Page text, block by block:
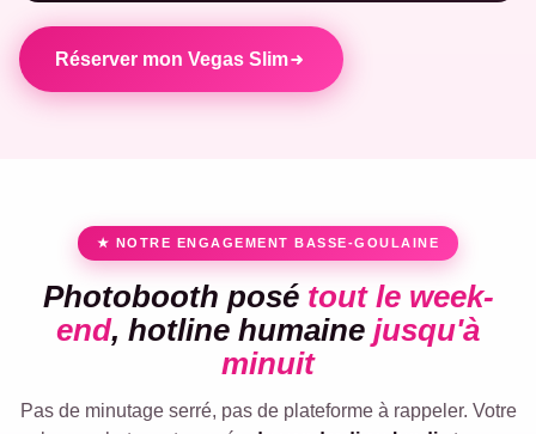
Réserver mon Vegas Slim
★ NOTRE ENGAGEMENT BASSE-GOULAINE
Photobooth posé tout le week-
end, hotline humaine jusqu'à
minuit
Pas de minutage serré, pas de plateforme à rappeler. Votre